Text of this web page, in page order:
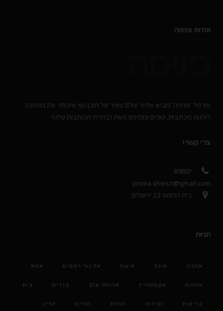
אודות פנימה
פורטל 'פנימה' מביא אלייך עולם עשיר של תוכן נשי איכותי. את מוזמנת
ליהנות מכתבות, טורים ומגזינים מאת נבחרת הכותבות שלנו!
צרי קשר!
*8980
pnima.sherut@gmail.com
בית הדפוס 22 ירושלים
תגיות
אהבה אוכל אישה אלינור רחמים אמא
אמונה אקססוריז ארוחת ערב בגדים בית
בריאות גבינות הורות הורים הריון